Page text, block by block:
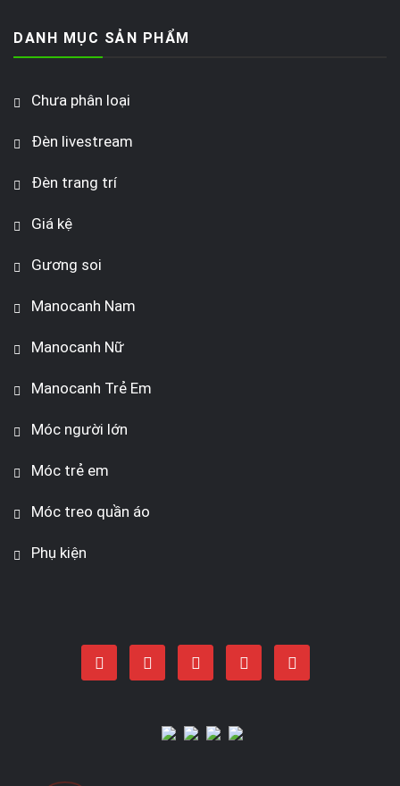
DANH MỤC SẢN PHẨM
Chưa phân loại
Đèn livestream
Đèn trang trí
Giá kệ
Gương soi
Manocanh Nam
Manocanh Nữ
Manocanh Trẻ Em
Móc người lớn
Móc trẻ em
Móc treo quần áo
Phụ kiện